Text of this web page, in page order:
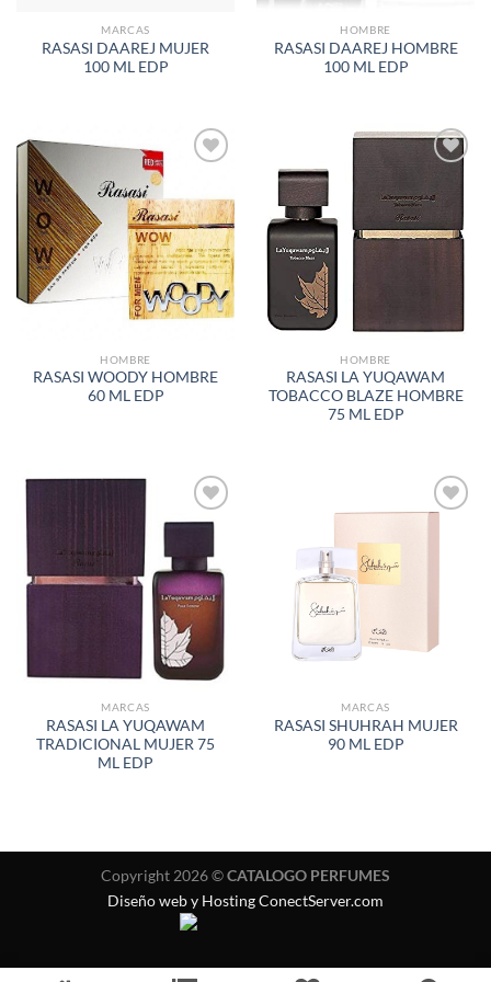
MARCAS
RASASI DAAREJ MUJER
100 ML EDP
HOMBRE
RASASI DAAREJ HOMBRE
100 ML EDP
AÑADIR
A LA
LISTA
DESEOS
HOMBRE
RASASI WOODY HOMBRE
60 ML EDP
A LA
LISTA
DE
HOMBRE
RASASI LA YUQAWAM
TOBACCO BLAZE HOMBRE
75 ML EDP
AÑADIR
LISTA
DE
DESEOS
MARCAS
RASASI LA YUQAWAM
TRADICIONAL MUJER 75
ML EDP
MARCAS
RASASI SHUHRAH MUJER
90 ML EDP
Copyright 2026 ©CATALOGO PERFUMES
Diseño web y Hosting ConectServer.com